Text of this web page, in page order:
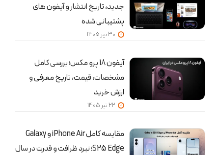
جدید، تاریخ انتشار و آیفون‌ های
پشتیبانی‌ شده
آیفون 18 پرو مکس؛ بررسی کامل
مشخصات، قیمت، تاریخ معرفی و
ارزش خرید
مقایسه کامل iPhone Air و Galaxy
S25 Edge؛ نبرد ظرافت و قدرت در سال